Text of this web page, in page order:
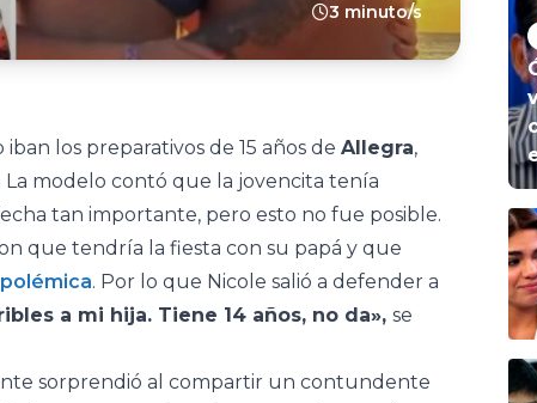
3 minuto/s
los preparativos de 15 años de Allegra,
modelo contó que la jovencita tenía
tan importante, pero esto no fue posible.
que tendría la fiesta con su papá y que
. Por lo que Nicole salió a defender a
a mi hija. Tiene 14 años, no da», se
sorprendió al compartir un contundente